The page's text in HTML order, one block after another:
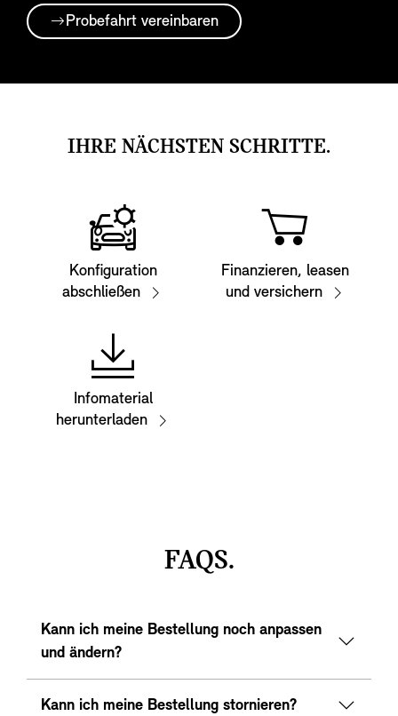
Probefahrt vereinbaren
IHRE NÄCHSTEN SCHRITTE.
Konfiguration
abschließen
Finanzieren, leasen
und versichern
Infomaterial
herunterladen
FAQS.
Kann ich meine Bestellung noch anpassen
und ändern?
Kann ich meine Bestellung stornieren?